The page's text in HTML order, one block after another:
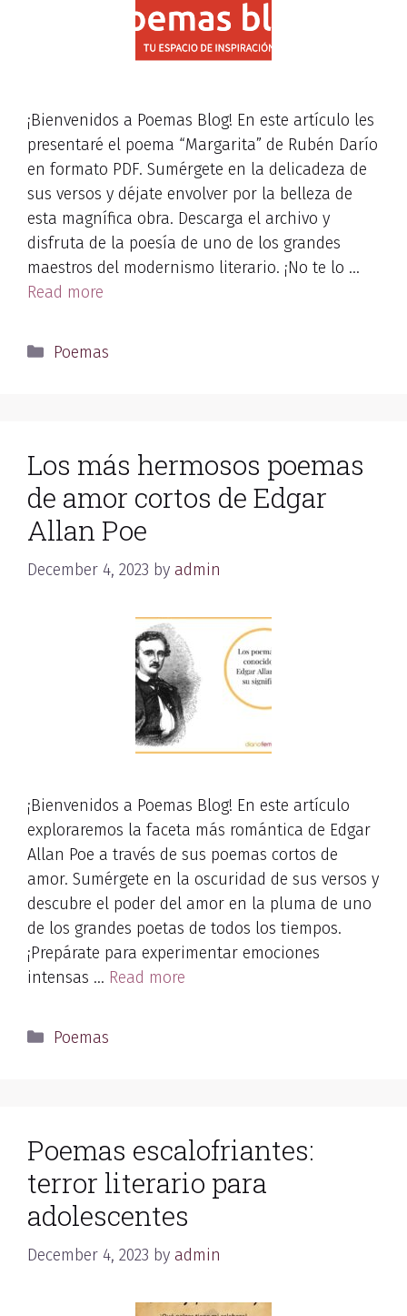
¡Bienvenidos a Poemas Blog! En este artículo les
presentaré el poema “Margarita” de Rubén Darío
en formato PDF. Sumérgete en la delicadeza de
sus versos y déjate envolver por la belleza de
esta magnífica obra. Descarga el archivo y
disfruta de la poesía de uno de los grandes
maestros del modernismo literario. ¡No te lo …
Read more
Categories
Poemas
Los más hermosos poemas
de amor cortos de Edgar
Allan Poe
December 4, 2023 by admin
¡Bienvenidos a Poemas Blog! En este artículo
exploraremos la faceta más romántica de Edgar
Allan Poe a través de sus poemas cortos de
amor. Sumérgete en la oscuridad de sus versos y
descubre el poder del amor en la pluma de uno
de los grandes poetas de todos los tiempos.
¡Prepárate para experimentar emociones
intensas … Read more
Categories
Poemas
Poemas escalofriantes:
terror literario para
adolescentes
December 4, 2023 by admin